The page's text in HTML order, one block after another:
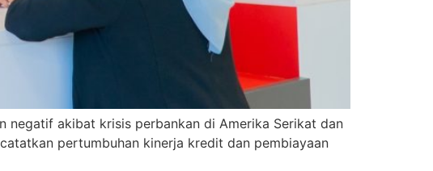
negatif akibat krisis perbankan di Amerika Serikat dan
pertumbuhan kinerja kredit dan pembiayaan